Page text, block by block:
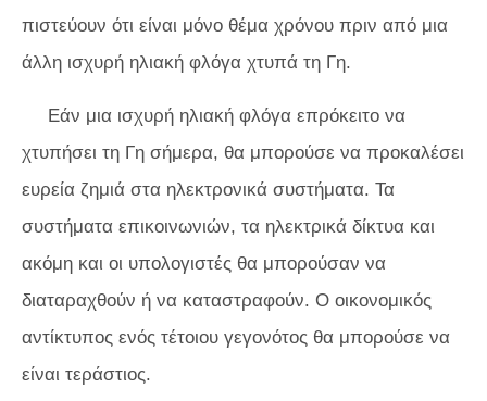
πιστεύουν ότι είναι μόνο θέμα χρόνου πριν από μια
άλλη ισχυρή ηλιακή φλόγα χτυπά τη Γη.
Εάν μια ισχυρή ηλιακή φλόγα επρόκειτο να
χτυπήσει τη Γη σήμερα, θα μπορούσε να προκαλέσει
ευρεία ζημιά στα ηλεκτρονικά συστήματα. Τα
συστήματα επικοινωνιών, τα ηλεκτρικά δίκτυα και
ακόμη και οι υπολογιστές θα μπορούσαν να
διαταραχθούν ή να καταστραφούν. Ο οικονομικός
αντίκτυπος ενός τέτοιου γεγονότος θα μπορούσε να
είναι τεράστιος.